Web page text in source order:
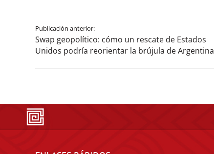
Publicación anterior:
Swap geopolítico: cómo un rescate de Estados
Unidos podría reorientar la brújula de Argentina